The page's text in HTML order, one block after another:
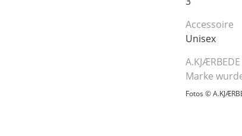
Accessoire
Unisex
Marke
Fotos ©